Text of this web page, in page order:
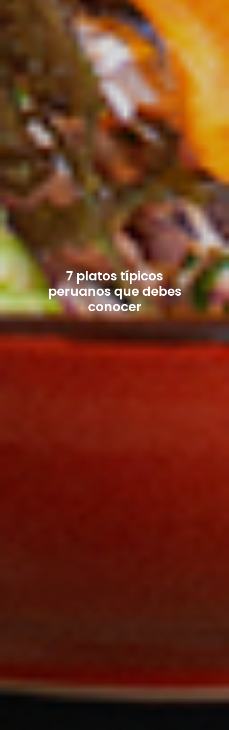
7 platos típicos
peruanos que debes
conocer